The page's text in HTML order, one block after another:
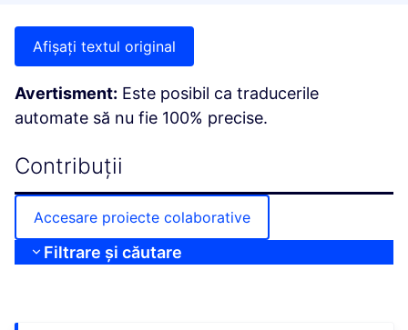
Afișați textul original
Avertisment: Este posibil ca traducerile
automate să nu fie 100% precise.
Contribuții
Accesare proiecte colaborative
Filtrare și căutare